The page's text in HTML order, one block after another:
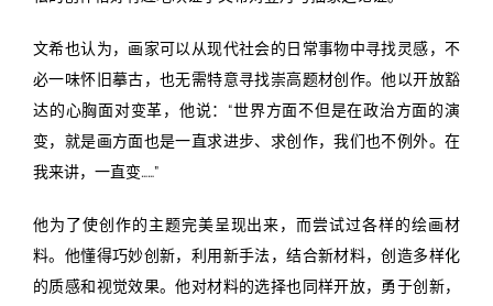
文希也认为，画家可以从现代社会的日常事物中寻找灵感，不
必一味怀旧摹古，也无需特意寻找崇高题材创作。他以开放豁
达的心胸面对变革，他说：“世界方面不但是在政治方面的演
变，就是画方面也是一直求进步、求创作，我们也不例外。在
我来讲，一直变……”
他为了使创作的主题完美呈现出来，而尝试过各样的绘画材
料。他懂得巧妙创新，利用新手法，结合新材料，创造多样化
的质感和视觉效果。他对材料的选择也同样开放，勇于创新，